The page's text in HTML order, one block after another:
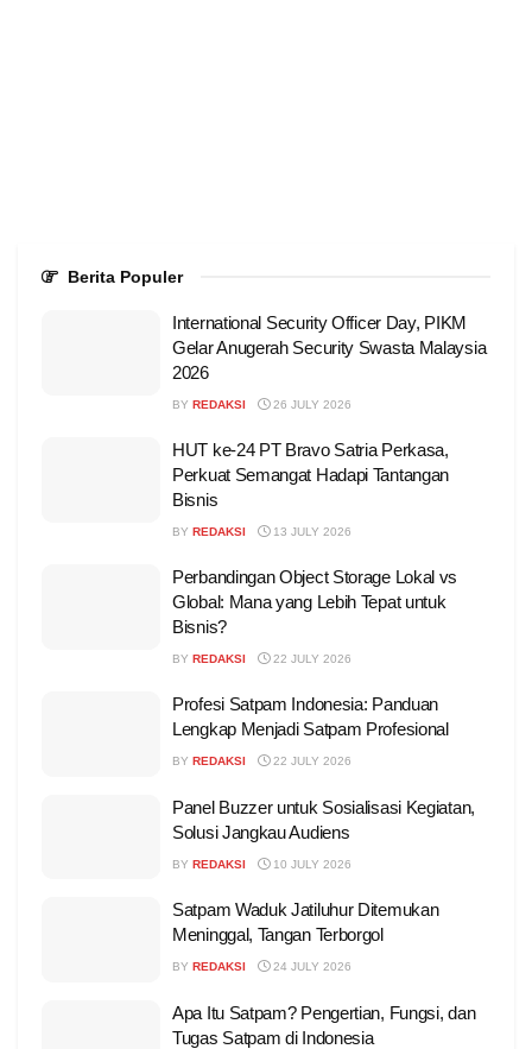
Berita Populer
International Security Officer Day, PIKM
Gelar Anugerah Security Swasta Malaysia
2026
BY REDAKSI 26 JULY 2026
HUT ke-24 PT Bravo Satria Perkasa,
Perkuat Semangat Hadapi Tantangan
Bisnis
BY REDAKSI 13 JULY 2026
Perbandingan Object Storage Lokal vs
Global: Mana yang Lebih Tepat untuk
Bisnis?
BY REDAKSI 22 JULY 2026
Profesi Satpam Indonesia: Panduan
Lengkap Menjadi Satpam Profesional
BY REDAKSI 22 JULY 2026
Panel Buzzer untuk Sosialisasi Kegiatan,
Solusi Jangkau Audiens
BY REDAKSI 10 JULY 2026
Satpam Waduk Jatiluhur Ditemukan
Meninggal, Tangan Terborgol
BY REDAKSI 24 JULY 2026
Apa Itu Satpam? Pengertian, Fungsi, dan
Tugas Satpam di Indonesia